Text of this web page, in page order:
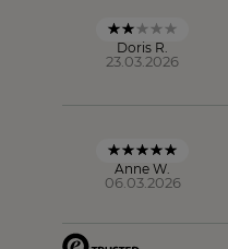
Doris R.
23.03.2026
Anne W.
06.03.2026